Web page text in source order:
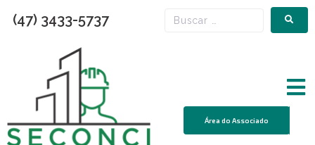
(47) 3433-5737
Área do Associado